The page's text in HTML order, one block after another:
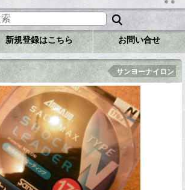
新規登録はこちら お問い合せ
サンヨーナイロン